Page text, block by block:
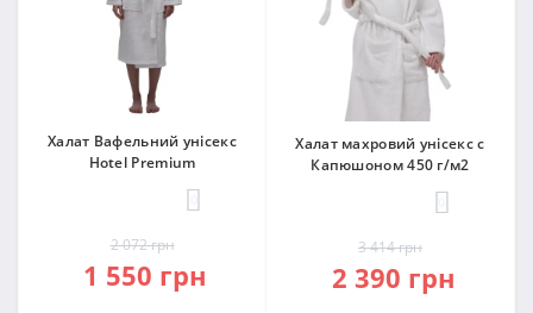
Халат Вафельний унісекс
Hotel Premium
2 072 грн
1 550 грн
Халат махровий унісекс с
Капюшоном 450 г/м2
3 414 грн
2 390 грн